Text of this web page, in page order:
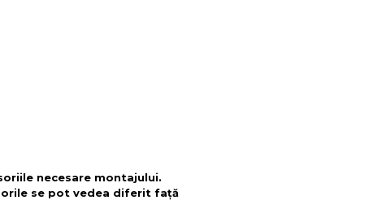
necesare montajului.
se pot vedea diferit față